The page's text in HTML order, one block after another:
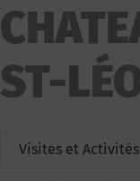
ST-
Visites et Activités